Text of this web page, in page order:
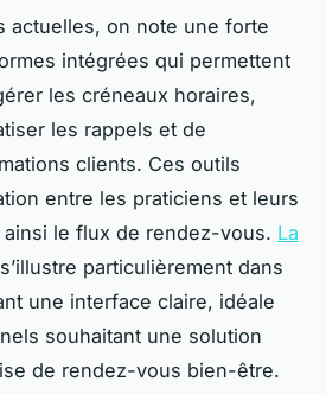
actuelles, on note une forte
intégrées qui permettent
les créneaux horaires,
les rappels et de
clients. Ces outils
entre les praticiens et leurs
le flux de rendez-vous. La
s’illustre particulièrement dans
une interface claire, idéale
souhaitant une solution
de rendez-vous bien-être.